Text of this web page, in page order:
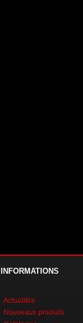
INFORMATIONS
Actualités
Nouveaux produits